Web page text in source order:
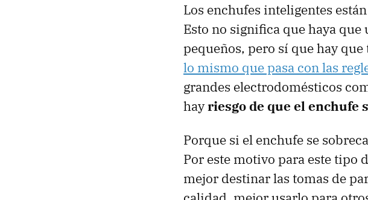
Los enchufes inteligentes
Esto no significa que haya
pequeños, pero sí que hay
lo mismo que pasa con las
grandes electrodomésticos
hayriesgo de que el enchufe
Porque si el enchufe se
Por este motivo para este tipo
mejor destinar las tomas de